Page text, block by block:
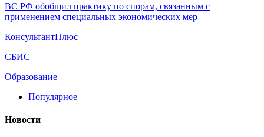
ВС РФ обобщил практику по спорам, связанным с
применением специальных экономических мер
КонсультантПлюс
СБИС
Образование
Популярное
Новости